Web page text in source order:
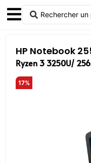
HP Notebook
Ryzen 3 3250U/
17%